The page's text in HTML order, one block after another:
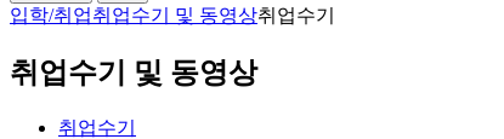
입학/취업취업수기 및 동영상취업수기
취업수기 및 동영상
취업수기